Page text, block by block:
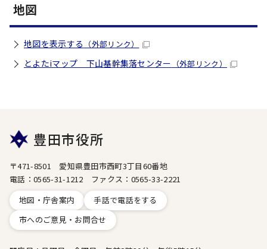
地図
地図を表示する （外部リンク）
とよたiマップ 下山基幹集落センター （外部リンク）
豊田市役所
〒471-8501 愛知県豊田市西町3丁目60番地
電話：0565-31-1212 ファクス：0565-33-2221
地図・庁舎案内
手話で電話をする
市へのご意見・お問合せ